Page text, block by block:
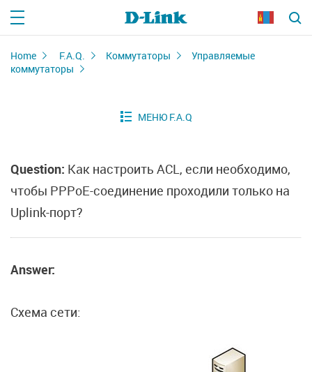
Home F.A.Q. Коммутаторы
Управляемые
коммутаторы
Question: Как настроить ACL, если необходимо,
чтобы PPPoE-соединение проходили только на
Uplink-порт?
Answer:
Схема сети: